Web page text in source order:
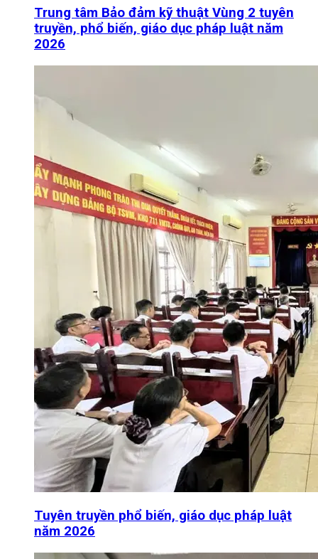
Trung tâm Bảo đảm kỹ thuật Vùng 2 tuyên
truyền, phổ biến, giáo dục pháp luật năm
2026
Tuyên truyền phổ biến, giáo dục pháp luật
năm 2026